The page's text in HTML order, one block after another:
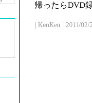
帰ったらDVD
| KenKen | 2011/